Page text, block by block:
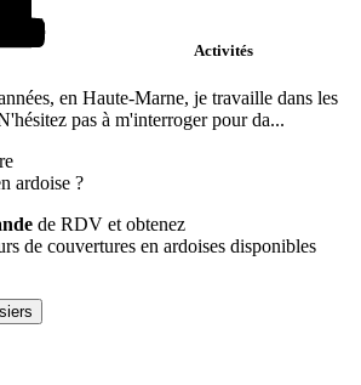
Activités
en Haute-Marne, je travaille dans les
pas à m'interroger pour da...
ardoise ?
de RDV et obtenez
de couvertures en ardoises disponibles